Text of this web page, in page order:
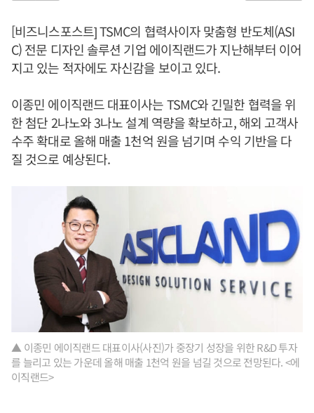
[비즈니스포스트] TSMC의 협력사이자 맞춤형 반도체(ASI
C) 전문 디자인 솔루션 기업 에이직랜드가 지난해부터 이어
지고 있는 적자에도 자신감을 보이고 있다.
이종민 에이직랜드 대표이사는 TSMC와 긴밀한 협력을 위
한 첨단 2나노와 3나노 설계 역량을 확보하고, 해외 고객사
수주 확대로 올해 매출 1천억 원을 넘기며 수익 기반을 다
질 것으로 예상된다.
▲ 이종민 에이직랜드 대표이사(사진)가 중장기 성장을 위한 R&D 투자
를 늘리고 있는 가운데 올해 매출 1천억 원을 넘길 것으로 전망된다. <에
이직랜드>